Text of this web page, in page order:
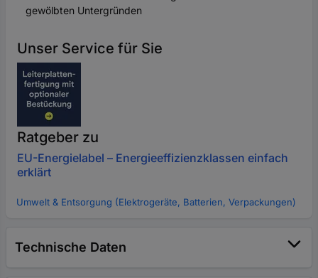
gewölbten Untergründen
Unser Service für Sie
Ratgeber zu
EU-Energielabel – Energieeffizienzklassen einfach
erklärt
Umwelt & Entsorgung (Elektrogeräte, Batterien, Verpackungen)
Technische Daten